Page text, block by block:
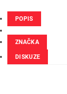
POPIS
ZNAČKA
DISKUZE